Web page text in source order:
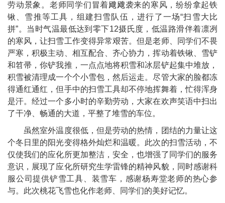
劳动景象。老师同学们冒着飕飕袭来的寒风，纷纷拿起铁
锹、雪推等工具，组建扫雪队伍，进行了一场“扫雪大比
拼”。当时气温最低达到零下 12摄氏度，低温路滑伴着凛冽
的寒风，让扫雪工作变得异常艰苦。但是老师、同学们不畏
严寒，积极主动、相互配合、齐心协力，挥动着铁锹、雪铲
和笤帚，你铲我推，一点点地将积雪和冰层铲起集中堆放，
积雪被清理成一个个小雪包，然后运走。尽管大家的脸都冻
得通红通红，但手中的扫雪工具却不停地挥舞着，忙得浑身
是汗。经过一个多小时的辛勤劳动，大家在欢声笑语中扫出
了干净、畅通的大道，平整了堆雪的车位。
虽然室外温度很低，但是劳动的热情，团结的力量让这
个冬日里的阳光变得格外灿烂和温暖。此次的扫雪活动，不
仅使我们的应化所更加整洁，安全，也增强了同学们的服务
意识，展现了应化所研究生学雷锋的精神风貌，同时感谢科
服公司提供铲雪工具、装雪车，感谢杨寿堂老师的热心参
与。此次桃花飞雪也化作老师、同学们的美好记忆。